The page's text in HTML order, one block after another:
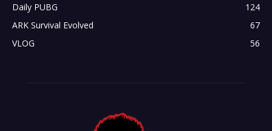
Daily PUBG
124
ARK Survival Evolved
67
VLOG
56